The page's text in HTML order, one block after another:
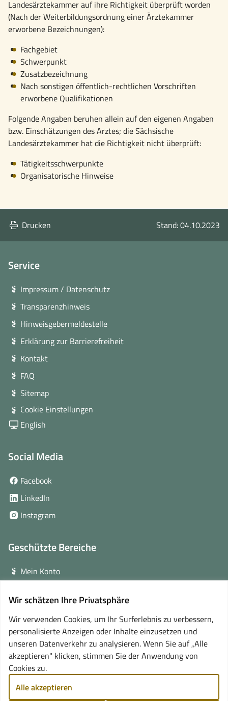
Wir schätzen Ihre Privatsphäre
Wir verwenden Cookies, um Ihr Surferlebnis zu verbessern,
personalisierte Anzeigen oder Inhalte einzusetzen und
unseren Datenverkehr zu analysieren. Wenn Sie auf „Alle
akzeptieren" klicken, stimmen Sie der Anwendung von
Cookies zu.
Alle akzeptieren
Landesärztekammer auf ihre Richtigkeit überprüft worden
(Nach der Weiterbildungsordnung einer Ärztekammer
erworbene Bezeichnungen):
Fachgebiet
Schwerpunkt
Zusatzbezeichnung
Nach sonstigen öffentlich-rechtlichen Vorschriften
erworbene Qualifikationen
Folgende Angaben beruhen allein auf den eigenen Angaben
bzw. Einschätzungen des Arztes; die Sächsische
Landesärztekammer hat die Richtigkeit nicht überprüft:
Tätigkeitsschwerpunkte
Organisatorische Hinweise
Drucken Stand: 04.10.2023
Service
Impressum / Datenschutz
Transparenzhinweis
Hinweisgebermeldestelle
Erklärung zur Barrierefreiheit
Kontakt
FAQ
Sitemap
Cookie Einstellungen
English
Social Media
Facebook
Fenster)
LinkedIn
neuem
Instagram(öffnet
Fenster)
Geschützte Bereiche
Mein Konto
Online-Lernplattform(öffnet
in
neuem
Fenster)
Partner